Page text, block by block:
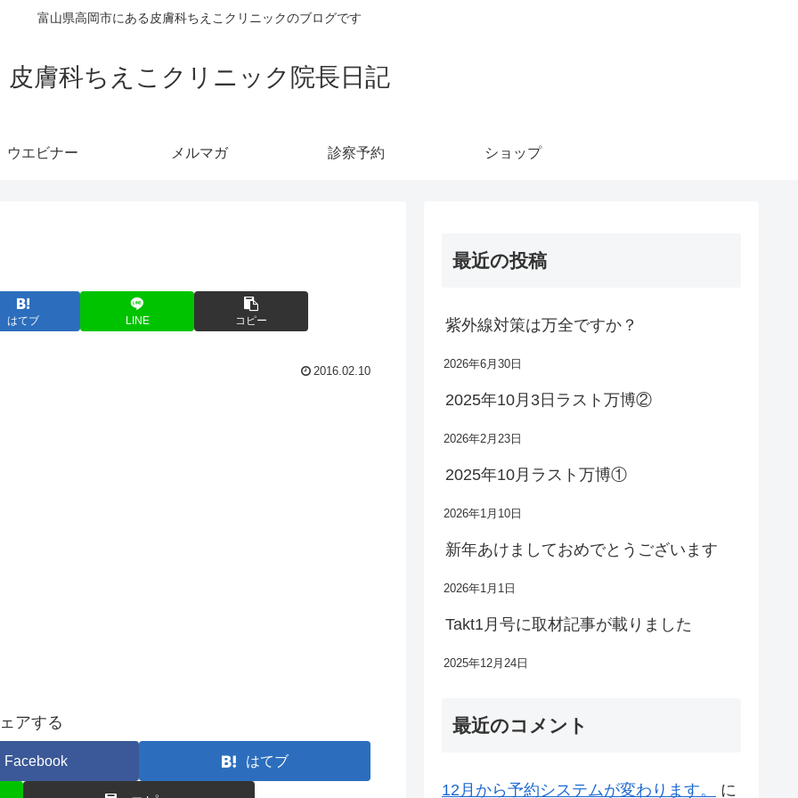
富山県高岡市にある皮膚科ちえこクリニックのブログです
皮膚科ちえこクリニック院長日記
ウエビナー メルマガ 診察予約 ショップ
はてブ LINE コピー
2016.02.10
アする
Facebook はてブ
最近の投稿
紫外線対策は万全ですか？
2026年6月30日
2025年10月3日ラスト万博②
2026年2月23日
2025年10月ラスト万博①
2026年1月10日
新年あけましておめでとうございます
2026年1月1日
Takt1月号に取材記事が載りました
2025年12月24日
最近のコメント
12月から予約システムが変わります。 に